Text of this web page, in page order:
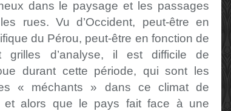
dans le paysage et les passages
rues. Vu d’Occident, peut-être en
du Pérou, peut-être en fonction de
d’analyse, il est difficile de
durant cette période, qui sont les
« méchants » dans ce climat de
et alors que le pays fait face à une